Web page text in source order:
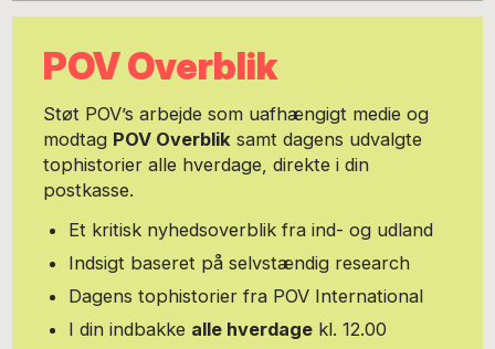
teenageår, havde Dino enten status som undermenneske i byen
Danmark, hvor han sad i uvished i tre år. Er uddannet som diplom i
offentlig forvaltning og administration.
POV Overblik
Støt POV’s arbejde som uafhængigt medie og
modtag POV Overblik samt dagens udvalgte
tophistorier alle hverdage, direkte i din
postkasse.
Et kritisk nyhedsoverblik fra ind- og udland
Indsigt baseret på selvstændig research
Dagens tophistorier fra POV International
I din indbakke alle hverdage kl. 12.00